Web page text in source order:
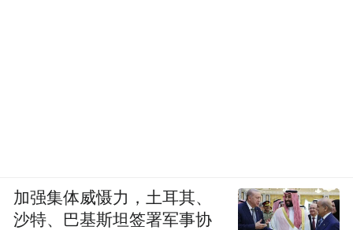
加强集体威慑力，土耳其、
沙特、巴基斯坦签署军事协